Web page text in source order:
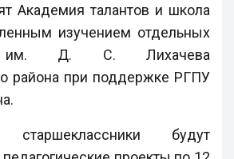
Академия талантов и школа
изучением отдельных
им. Д. С. Лихачева
района при поддержке РГПУ
будут